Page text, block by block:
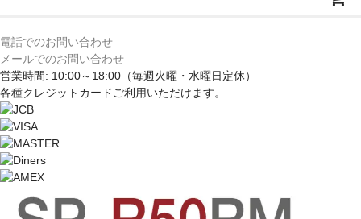
ホーム
メルセデス
BMW
MINI
アウディ
トヨタ
電話でのお問い合わせ
メールでのお問い合わせ
営業時間: 10:00～18:00 （毎週火曜・水曜日定休）
各種クレジットカードご利用いただけます。